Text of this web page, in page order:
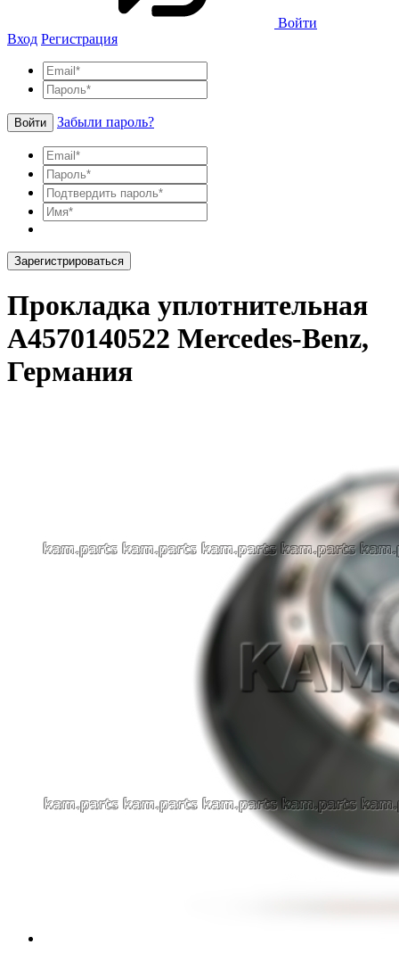
Войти
Вход Регистрация
Войти Забыли пароль?
Зарегистрироваться
Прокладка уплотнительная
A4570140522 Mercedes-Benz,
Германия